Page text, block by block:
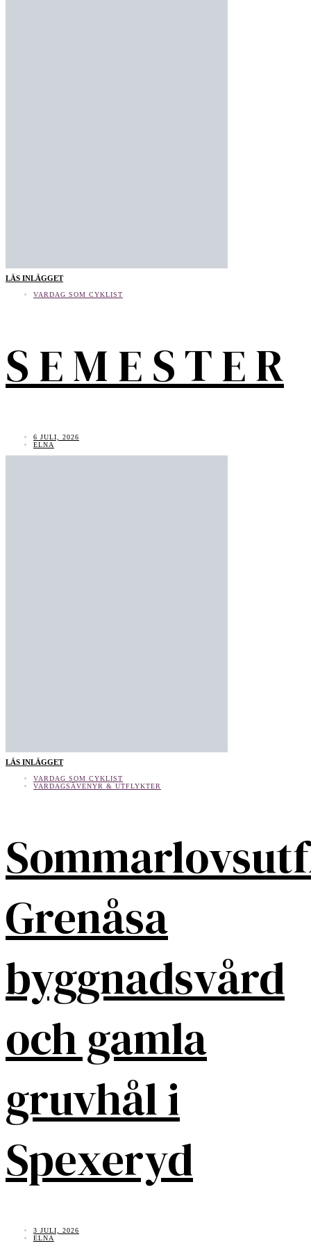
LÄS INLÄGGET
VARDAG SOM CYKLIST
S E M E S T E R
6 JULI, 2026
ELNA
LÄS INLÄGGET
VARDAG SOM CYKLIST
VARDAGSÄVENYR & UTFLYKTER
Grenåsa
byggnadsvård
och gamla
gruvhål i
Spexeryd
3 JULI, 2026
ELNA